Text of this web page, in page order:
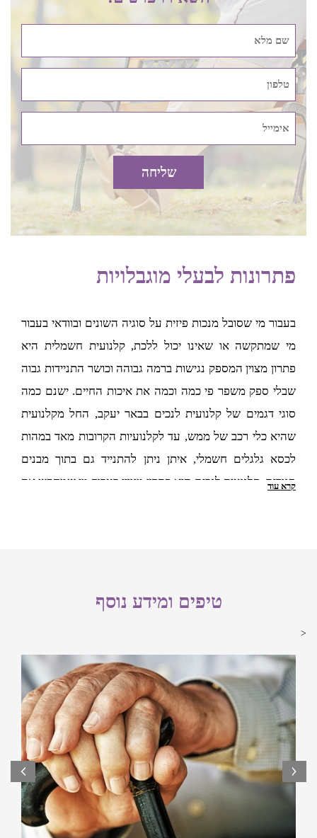
קלנועית מיני מתקפלת בבאר יעקבהיא הפתרון הטוב ביותר
בהחלט ללכת גם על קלנועית מידי קומפקטית וגם קלנועית יחיד
מסוגים שונים בהחלט תעשה את העבודה.
מי שמעוניין לרכוש אביזרים לקלנועית בבאר יעקב בנוסף לקלנועית,
צריך לקחת גם בחשבון את האחסון שלהם. ישנם אביזרים כאלה
שאינם תופסים מקום כמו למשל מטען סלולרי, צופר, מראת אמצע
גדולה או ידית האצה סיבובית למשל. מנגד יש אביזרים לקלנועית
שתופסים יותר נפח כמו למשל גלגלים רחבים, ארגז מתכת עם
למזג האוויר
גם מזג האוויר הוא דבר שחשוב מאד לקחת בחשבון בבחירת
הקלנועית. אם אתם גרים באזורים שטופי שמש למשל, מומלץ
לבחור לכל הפחות בקלנועית עם גג. ישנן קלנועיות לזוג בבאר יעקב
וגם קלנועיות יחיד בבאר יעקב המגיעות מראש עם גג שבהחלט
עושה עבודה טובה בהגנה מפני השמש. דגמים אחרים מגיעים עם
האפשרות להתקנת גגון שניתן לקבל בתוספת של תשלום נוסף.
לכל הפחות קלנועית חשמלית עם גגון. אם מדובר בגשמים כבדים,
מרטיבות מצטברת בזמן שהיא חונה.
פתרונות לבעלי מוגבלויות
בעבור מי שסובל מנכות פיזית על סוגיה השונים ובוודאי בעבור
מי שמתקשה או שאינו יכול ללכת, קלנועית חשמלית היא
פתרון מצוין המספק נגישות ברמה גבוהה וכושר התניידות גבוה
שבלי ספק משפר פי כמה וכמה את איכות החיים. ישנם כמה
סוגי דגמים של קלנועית לנכים בבאר יעקב, החל מקלנועית
שהיא כלי רכב של ממש, עד לקלנועיות הקרובות מאד במהות
לכסא גלגלים חשמלי, איתן ניתן להתנייד גם בתוך מבנים
סגורים. קלנועית לנכים היא פתרון מצוין בעבור מי שמחפש את
למי שמעוניין לחסוך כמה שקלים ברכישת הקלנועית, הפתרון
רע. רכישה מחברה אמינה ומקצועית של קלנועית יד שניה היא
לרוב עניין בטוח למדי, ועם הכסף שחוסכים ניתן בהחלט
לרכוש אביזרים לקלנועית ולשדרג אותה אפילו יותר.
קרא עוד
טיפים ומידע נוסף
<
prev next